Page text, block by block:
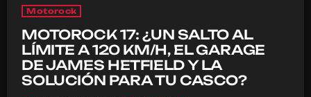
Motorock
MOTOROCK 17: ¿UN SALTO AL
LÍMITE A 120 KM/H, EL GARAGE
DE JAMES HETFIELD Y LA
SOLUCIÓN PARA TU CASCO?